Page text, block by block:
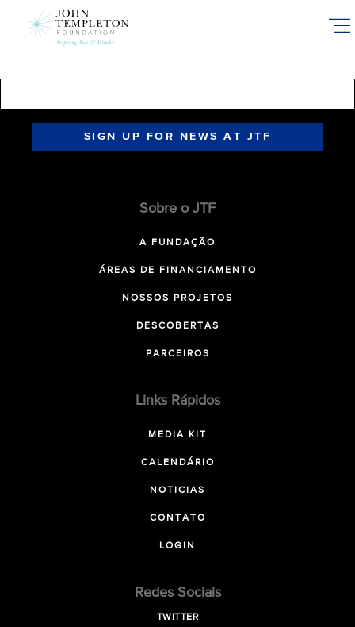
SIGN UP FOR NEWS AT JTF
Sobre o JTF
A FUNDAÇÃO
ÁREAS DE FINANCIAMENTO
NOSSOS PROJETOS
DESCOBERTAS
PARCEIROS
Links Rápidos
MEDIA KIT
CALENDÁRIO
NOTICIAS
CONTATO
LOGIN
Redes Sociais
TWITTER